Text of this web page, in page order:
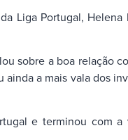
Liga Portugal,
sobre a boa relação
a mais vala dos
e terminou com